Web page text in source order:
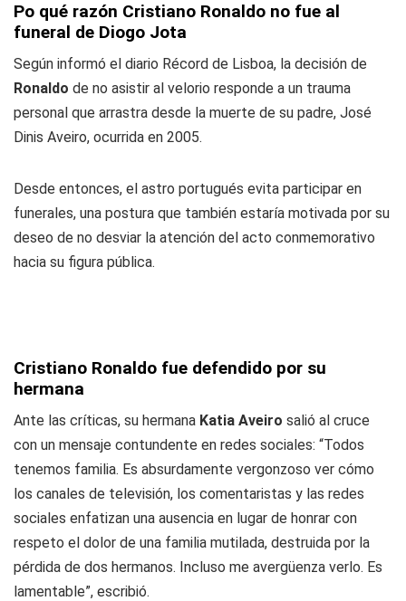
Po qué razón Cristiano Ronaldo no fue al
funeral de Diogo Jota
Según informó el diario Récord de Lisboa, la decisión de
Ronaldo de no asistir al velorio responde a un trauma
personal que arrastra desde la muerte de su padre, José
Dinis Aveiro, ocurrida en 2005.
Desde entonces, el astro portugués evita participar en
funerales, una postura que también estaría motivada por su
deseo de no desviar la atención del acto conmemorativo
hacia su figura pública.
Cristiano Ronaldo fue defendido por su
hermana
Ante las críticas, su hermana Katia Aveiro salió al cruce
con un mensaje contundente en redes sociales: “Todos
tenemos familia. Es absurdamente vergonzoso ver cómo
los canales de televisión, los comentaristas y las redes
sociales enfatizan una ausencia en lugar de honrar con
respeto el dolor de una familia mutilada, destruida por la
pérdida de dos hermanos. Incluso me avergüenza verlo. Es
lamentable”, escribió.